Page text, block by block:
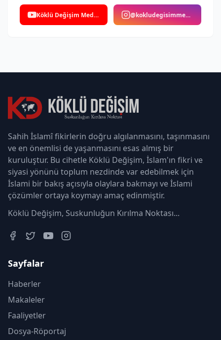
Köklü Değişim Medya @kokludegisimmedya
Sahih İslamî fikirlerin doğru algılanmasını, taşınmasını
ve en önemlisi de yaşanmasını esas almış bir
kuruluştur. Bu cihetle Köklü Değişim, İslam'ın fikri ve
siyasi yönünü toplum nezdinde var edebilmek için
İslami bir bakış açısıyla olaylara bakmayı ve İslami
çözümler ortaya koymayı amaç edinmiştir.
Köklü Değişim, Suskunluğun Kırılma Noktası...
Sayfalar
Haberler
Makaleler
Faaliyetler
Dosya-Röportaj